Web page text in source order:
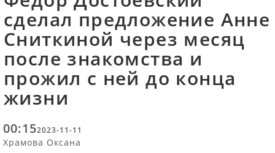
сделал предложение Анне
Сниткиной через месяц
после знакомства и
прожил с ней до конца
жизни
00:152023-11-11
Храмова Оксана